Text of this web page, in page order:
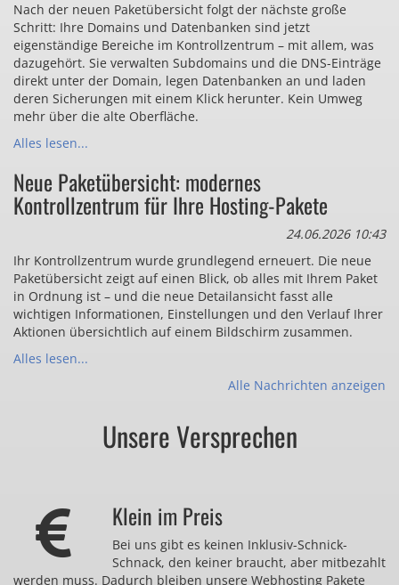
Nach der neuen Paketübersicht folgt der nächste große
Schritt: Ihre Domains und Datenbanken sind jetzt
eigenständige Bereiche im Kontrollzentrum – mit allem, was
dazugehört. Sie verwalten Subdomains und die DNS-Einträge
direkt unter der Domain, legen Datenbanken an und laden
deren Sicherungen mit einem Klick herunter. Kein Umweg
mehr über die alte Oberfläche.
Alles lesen...
Neue Paketübersicht: modernes
Kontrollzentrum für Ihre Hosting-Pakete
24.06.2026 10:43
Ihr Kontrollzentrum wurde grundlegend erneuert. Die neue
Paketübersicht zeigt auf einen Blick, ob alles mit Ihrem Paket
in Ordnung ist – und die neue Detailansicht fasst alle
wichtigen Informationen, Einstellungen und den Verlauf Ihrer
Aktionen übersichtlich auf einem Bildschirm zusammen.
Alles lesen...
Alle Nachrichten anzeigen
Unsere Versprechen
Klein im Preis
Bei uns gibt es keinen Inklusiv-Schnick-
Schnack, den keiner braucht, aber mitbezahlt
werden muss. Dadurch bleiben unsere Webhosting Pakete